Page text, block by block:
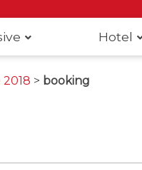
Hotel
> booking